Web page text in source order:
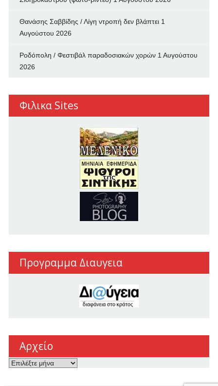
Θανάσης Σαββίδης / Λίγη ντροπή δεν βλάπτει 1
Αυγούστου 2026
Ροδόπολη / Φεστιβάλ παραδοσιακών χορών 1 Αυγούστου
2026
Φιλικα Sites
Προγραμμα Διαυγεια
Αρχείο
Αρχείο